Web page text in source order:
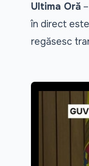
Ultima Oră
în direct
regăsesc